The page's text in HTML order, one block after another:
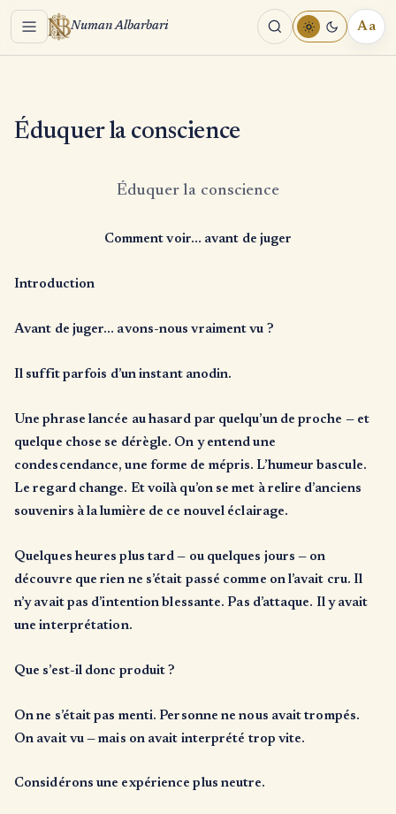
Menu Numan Albarbari Aa
Éduquer la conscience
Éduquer la conscience
Comment voir… avant de juger
Introduction
Avant de juger… avons-nous vraiment vu ?
Il suffit parfois d’un instant anodin.
Une phrase lancée au hasard par quelqu’un de proche — et
quelque chose se dérègle. On y entend une
condescendance, une forme de mépris. L’humeur bascule.
Le regard change. Et voilà qu’on se met à relire d’anciens
souvenirs à la lumière de ce nouvel éclairage.
Quelques heures plus tard — ou quelques jours — on
découvre que rien ne s’était passé comme on l’avait cru. Il
n’y avait pas d’intention blessante. Pas d’attaque. Il y avait
une interprétation.
Que s’est-il donc produit ?
On ne s’était pas menti. Personne ne nous avait trompés.
On avait vu — mais on avait interprété trop vite.
Considérons une expérience plus neutre.